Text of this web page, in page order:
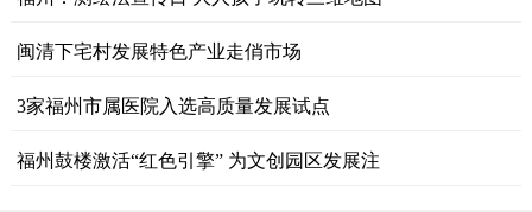
闽清下宅村发展特色产业走俏市场
3家福州市属医院入选高质量发展试点
福州鼓楼激活“红色引擎” 为文创园区发展注